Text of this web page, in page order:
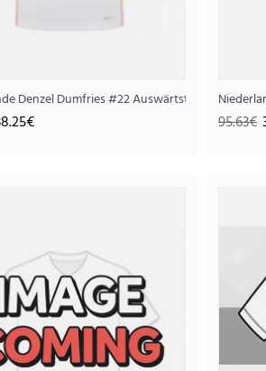
Niederlande Bart
Denzel Dumfries #22 Auswärtstrikot WM
95.63€